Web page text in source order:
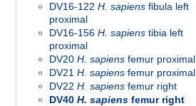
DV16-122 H. sapiens fibula left
proximal
DV16-156 H. sapiens tibia left
proximal
DV20 H. sapiens femur proximal
DV21 H. sapiens femur proximal
DV22 H. sapiens femur right
DV40 H. sapiens femur right